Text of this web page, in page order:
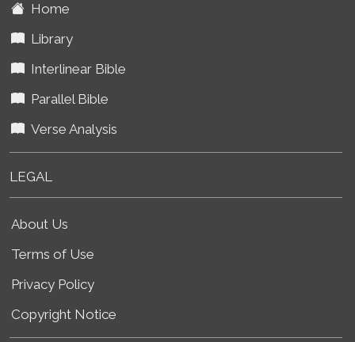
Home
Library
Interlinear Bible
Parallel Bible
Verse Analysis
LEGAL
About Us
Terms of Use
Privacy Policy
Copyright Notice